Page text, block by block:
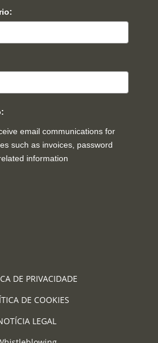
email communications for
such as invoices, password
information
DE PRIVACIDADE
DE COOKIES
LEGAL